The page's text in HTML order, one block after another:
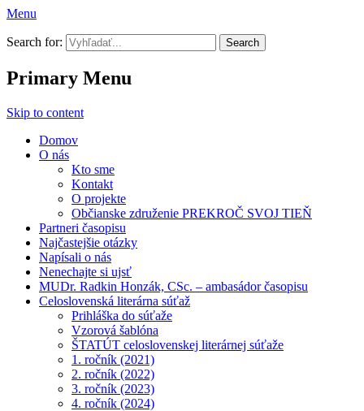
Menu
Prekroč svoj tieň
Search for:
Primary Menu
Skip to content
Domov
O nás
Kto sme
Kontakt
O projekte
Občianske združenie PREKROČ SVOJ TIEŇ
Partneri časopisu
Najčastejšie otázky
Napísali o nás
Nenechajte si ujsť
MUDr. Radkin Honzák, CSc. – ambasádor časopisu
Celoslovenská literárna súťaž
Prihláška do súťaže
Vzorová šablóna
ŠTATÚT celoslovenskej literárnej súťaže
1. ročník (2021)
2. ročník (2022)
3. ročník (2023)
4. ročník (2024)